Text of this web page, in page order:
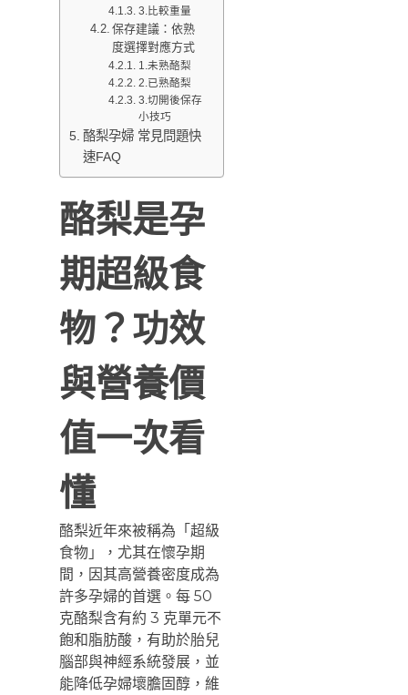
3.比較重量
保存建議：依熟
度選擇對應方式
1.未熟酪梨
2.已熟酪梨
3.切開後保存
小技巧
酪梨孕婦 常見問題快
速FAQ
酪梨是孕
期超級食
物？功效
與營養價
值一次看
懂
酪梨近年來被稱為「超級
食物」，尤其在懷孕期
間，因其高營養密度成為
許多孕婦的首選。每 50
克酪梨含有約 3 克單元不
飽和脂肪酸，有助於胎兒
腦部與神經系統發展，並
能降低孕婦壞膽固醇，維